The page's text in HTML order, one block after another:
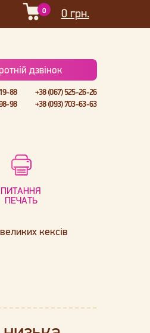
0 грн.
0
дзвінок
88
+38 (067) 525-26-26
98
+38 (093) 703-63-63
ПИТАННЯ
ПЕЧАТЬ
кексів